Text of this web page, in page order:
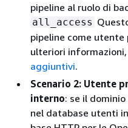
pipeline al ruolo di
all_access
pipeline come utente
ulteriori
aggiuntivi.
Scenario 2: Utente
interno: se il
nel database utenti